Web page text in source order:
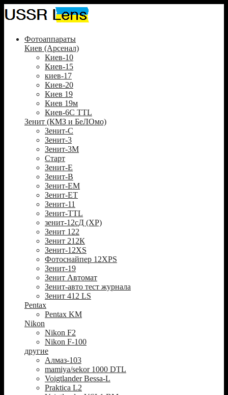
Фотоаппараты
Киев (Арсенал)
Киев-10
Киев-15
киев-17
Киев-20
Киев 19
Киев 19м
Киев-6С TTL
Зенит (КМЗ и БеЛОмо)
Зенит-С
Зенит-3
Зенит-3М
Старт
Зенит-Е
Зенит-В
Зенит-ЕМ
Зенит-ЕТ
Зенит-11
Зенит-TTL
зенит-12сД (XP)
Зенит 122
Зенит 212К
Зенит-12XS
Фотоснайпер 12XPS
Зенит-19
Зенит Автомат
Зенит-авто тест журнала
Зенит 412 LS
Pentax
Pentax KM
Nikon
Nikon F2
Nikon F-100
другие
Алмаз-103
mamiya/sekor 1000 DTL
Voigtlander Bessa-L
Praktica L2